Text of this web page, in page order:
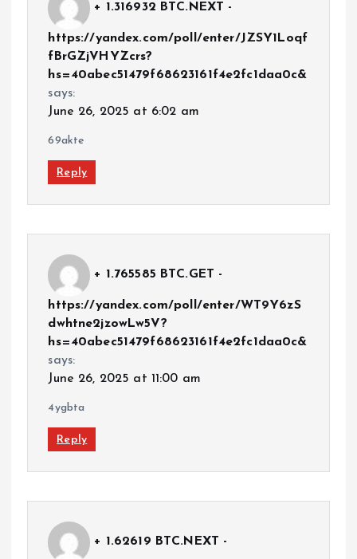
+ 1.316932 BTC.NEXT -
https://yandex.com/poll/enter/JZSY1Loqf
fBrGZjVHYZcrs?
hs=40abec51479f68623161f4e2fc1daa0c&
says:
June 26, 2025 at 6:02 am
69akte
Reply
+ 1.765585 BTC.GET -
https://yandex.com/poll/enter/WT9Y6zS
dwhtne2jzowLw5V?
hs=40abec51479f68623161f4e2fc1daa0c&
says:
June 26, 2025 at 11:00 am
4ygbta
Reply
+ 1.62619 BTC.NEXT -